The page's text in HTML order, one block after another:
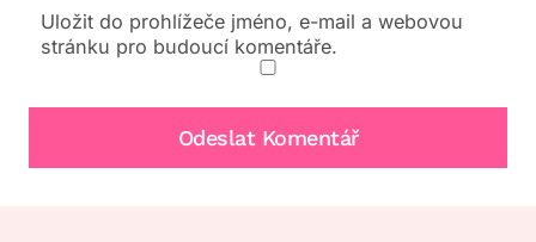
Uložit do prohlížeče jméno, e-mail a webovou
stránku pro budoucí komentáře.